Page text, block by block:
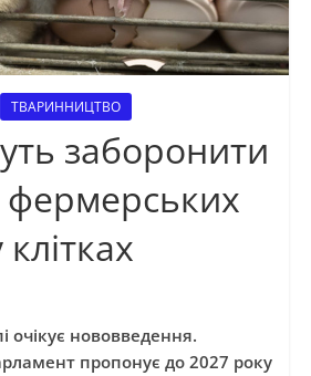
ТВАРИННИЦТВО
заборонити
очікує нововведення.
пропонує до 2027 року